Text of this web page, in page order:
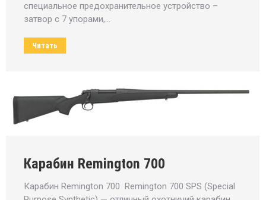
специальное предохранительное устройство –
затвор с 7 упорами,…
Читать
Карабин Remington 700
Карабин Remington 700 Remington 700 SPS (Special